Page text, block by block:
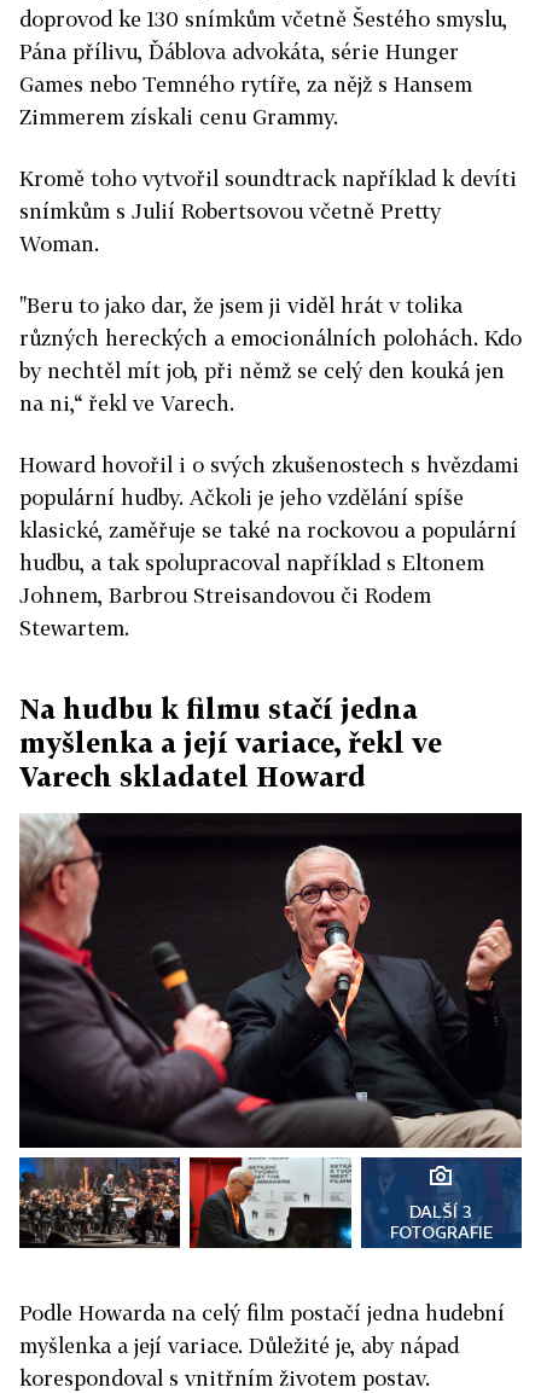
doprovod ke 130 snímkům včetně Šestého smyslu,
Pána přílivu, Ďáblova advokáta, série Hunger
Games nebo Temného rytíře, za nějž s Hansem
Zimmerem získali cenu Grammy.
Kromě toho vytvořil soundtrack například k devíti
snímkům s Julií Robertsovou včetně Pretty
Woman.
"Beru to jako dar, že jsem ji viděl hrát v tolika
různých hereckých a emocionálních polohách. Kdo
by nechtěl mít job, při němž se celý den kouká jen
na ni,“ řekl ve Varech.
Howard hovořil i o svých zkušenostech s hvězdami
populární hudby. Ačkoli je jeho vzdělání spíše
klasické, zaměřuje se také na rockovou a populární
hudbu, a tak spolupracoval například s Eltonem
Johnem, Barbrou Streisandovou či Rodem
Stewartem.
Na hudbu k filmu stačí jedna
myšlenka a její variace, řekl ve
Varech skladatel Howard
DALŠÍ 3
FOTOGRAFIE
Podle Howarda na celý film postačí jedna hudební
myšlenka a její variace. Důležité je, aby nápad
korespondoval s vnitřním životem postav.